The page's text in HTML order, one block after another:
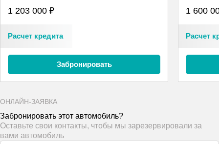
1 203 000 ₽
Расчет кредита
Забронировать
1 600
Расчет
ОНЛАЙН-ЗАЯВКА
Забронировать этот автомобиль?
Оставьте свои контакты, чтобы мы зарезервировали за
вами автомобиль